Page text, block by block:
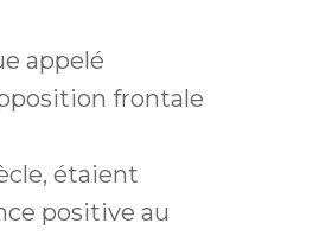
appelé
frontale
étaient
positive au